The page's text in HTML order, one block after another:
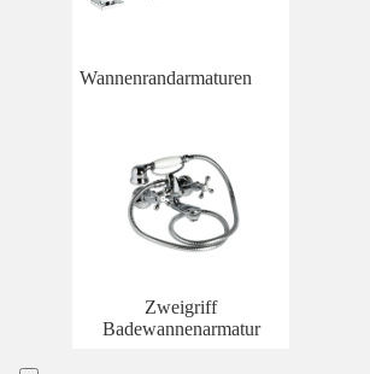
Wannenrandarmaturen
Zweigriff
Badewannenarmatur